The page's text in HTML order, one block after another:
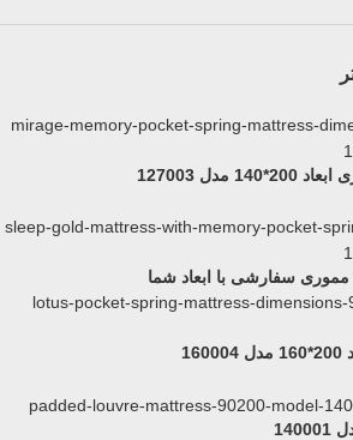
127003
سفارشی با ابعاد شما